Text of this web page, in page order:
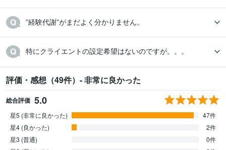
”経験代謝”がまだよく分かりません。
特にクライエントの設定希望はないのですが。。。
評価・感想（49件）- 非常に良かった
総合評価 5.0
星5 (非常に良かった)
47件
星4 (良かった)
2件
星3 (普通)
0件